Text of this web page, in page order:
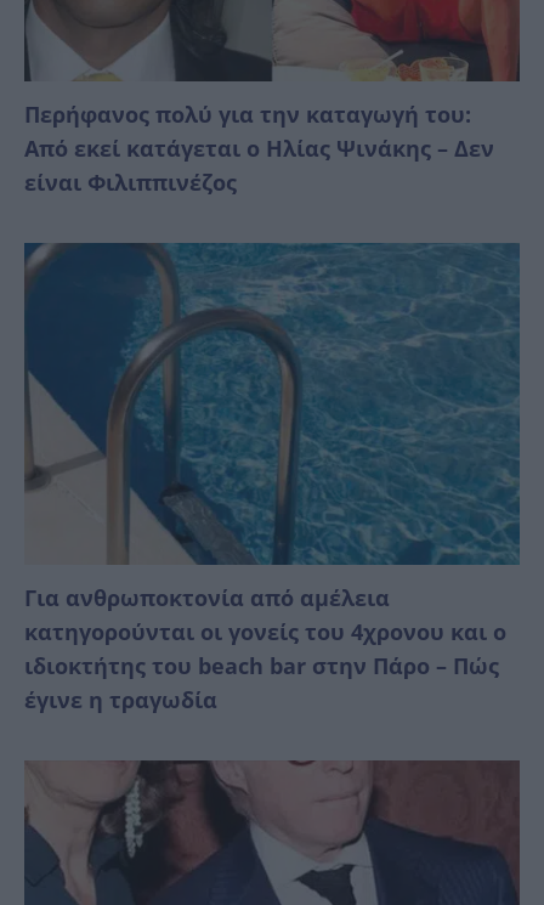
Περήφανος πολύ για την καταγωγή του:
Από εκεί κατάγεται ο Ηλίας Ψινάκης – Δεν
είναι Φιλιππινέζος
Για ανθρωποκτονία από αμέλεια
κατηγορούνται οι γονείς του 4χρονου και ο
ιδιοκτήτης του beach bar στην Πάρο – Πώς
έγινε η τραγωδία